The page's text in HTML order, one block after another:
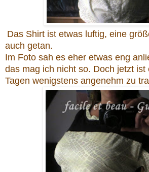
Das Shirt ist etwas luftig, eine
auch getan.
Im Foto sah es eher etwas eng
das mag ich nicht so. Doch jetzt ist
Tagen wenigstens angenehm zu